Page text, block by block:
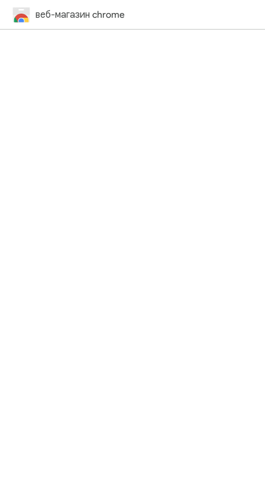
веб-магазин chrome